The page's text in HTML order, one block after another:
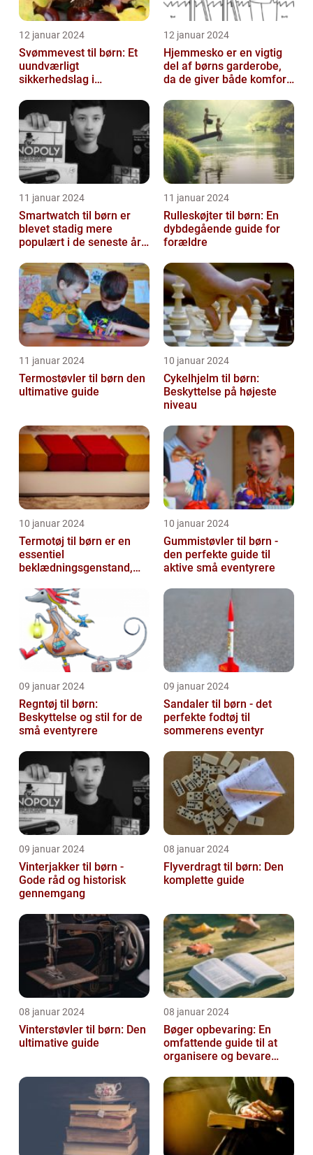
12 januar 2024
Svømmevest til børn: Et
uundværligt
sikkerhedslag i
12 januar 2024
Hjemmesko er en vigtig
del af børns garderobe,
da de giver både komfort
børnenes ...
11 januar 2024
Smartwatch til børn er
blevet stadig mere
populært i de seneste år,
mulighed f...
11 januar 2024
Rulleskøjter til børn: En
dybdegående guide for
forældre
11 januar 2024
Termostøvler til børn den
ultimative guide
10 januar 2024
Cykelhjelm til børn:
Beskyttelse på højeste
niveau
10 januar 2024
Termotøj til børn er en
essentiel
beklædningsgenstand,
de små varme og besk...
10 januar 2024
Gummistøvler til børn -
den perfekte guide til
aktive små eventyrere
09 januar 2024
Regntøj til børn:
Beskyttelse og stil for de
små eventyrere
09 januar 2024
Sandaler til børn - det
perfekte fodtøj til
sommerens eventyr
09 januar 2024
Vinterjakker til børn -
Gode råd og historisk
gennemgang
08 januar 2024
Flyverdragt til børn: Den
komplette guide
08 januar 2024
Vinterstøvler til børn: Den
ultimative guide
08 januar 2024
Bøger opbevaring: En
omfattende guide til at
organisere og bevare